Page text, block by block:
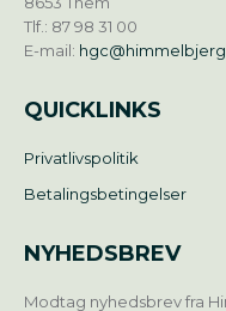
Tlf.: 87 98 31 00
E-mail:
QUICKLINKS
Privatlivspolitik
Betalingsbetingelser
NYHEDSBREV
Modtag nyhedsbrev fra